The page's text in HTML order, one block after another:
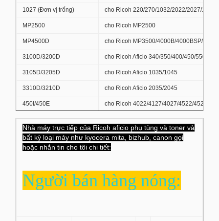
1027 (Đơn vị trống) cho Ricoh 220/270/1032/2022/2027/1022/
MP2500 cho Ricoh MP2500
MP4500D cho Ricoh MP3500/4000B/4000BSP/
3100D/3200D cho Ricoh Aficio 340/350/400/450/550
3105D/3205D cho Ricoh Aficio 1035/1045
3310D/3210D cho Ricoh Aficio 2035/2045
450I/450E cho Ricoh 4022/4127/4027/4522/4527/
TYP410/TYP420 Đối với Ricoh 4215/4220/4222/4415/
5100D/5200D cho Ricoh Aficio-550/600/650
5105D/5205D/5305D cho Ricoh Aficio551/700
6110D/6210D
1060/1075/2051/2060/2075/MP5500/
8000/8001/9001
Nhà máy trực tiếp của Ricoh aficio phụ tùng và toner và
bất kỳ loại máy như kyocera mita, bizhub, canon gọi
hoặc nhắn tin cho tôi chi tiết:
Người bán hàng nóng: